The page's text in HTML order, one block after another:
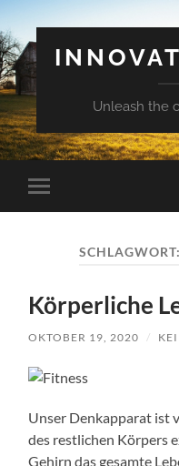
Unleash the
Mobile-
Menü
SCHLAGWORT:
Körperliche
OKTOBER 19, 2020 /
Unser Denkapparat ist
des restlichen Körpers
Gehirn das gesamte